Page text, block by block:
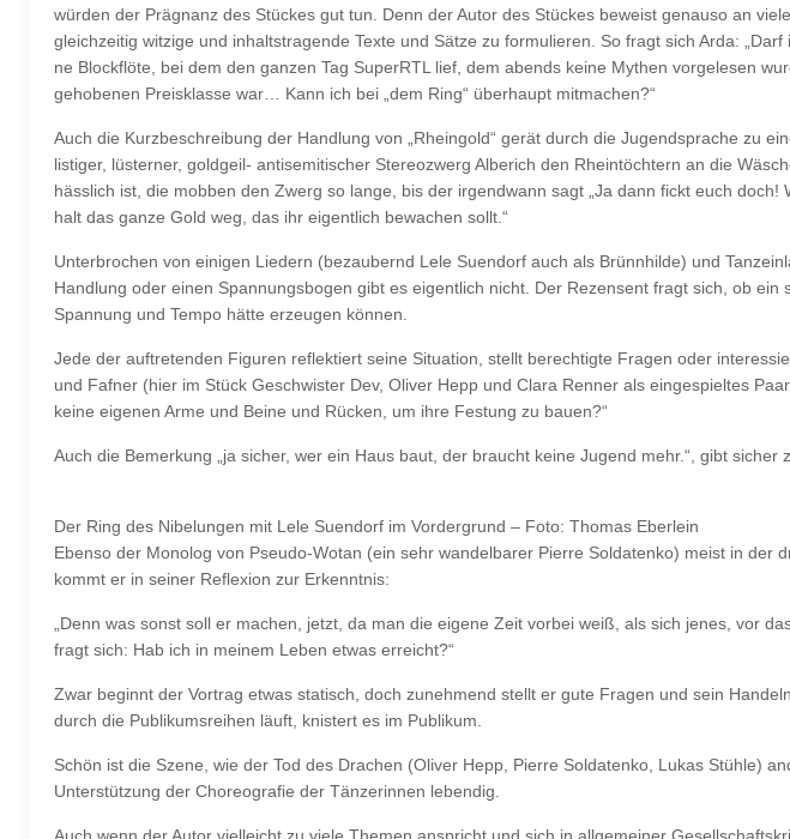
würden der Prägnanz des Stückes gut tun. Denn der Autor des Stückes beweist genauso an
gleichzeitig witzige und inhaltstragende Texte und Sätze zu formulieren. So fragt sich Arda:
ne Blockflöte, bei dem den ganzen Tag SuperRTL lief, dem abends keine Mythen vorgelesen
gehobenen Preisklasse war… Kann ich bei „dem Ring“ überhaupt mitmachen?“
Auch die Kurzbeschreibung der Handlung von „Rheingold“ gerät durch die Jugendsprache zu
listiger, lüsterner, goldgeil- antisemitischer Stereozwerg Alberich den Rheintöchtern an die
hässlich ist, die mobben den Zwerg so lange, bis der irgendwann sagt „Ja dann fickt euch doch!
halt das ganze Gold weg, das ihr eigentlich bewachen sollt.“
Unterbrochen von einigen Liedern (bezaubernd Lele Suendorf auch als Brünnhilde) und
Handlung oder einen Spannungsbogen gibt es eigentlich nicht. Der Rezensent fragt sich, ob
Spannung und Tempo hätte erzeugen können.
Jede der auftretenden Figuren reflektiert seine Situation, stellt berechtigte Fragen oder
und Fafner (hier im Stück Geschwister Dev, Oliver Hepp und Clara Renner als eingespieltes
keine eigenen Arme und Beine und Rücken, um ihre Festung zu bauen?“
Auch die Bemerkung „ja sicher, wer ein Haus baut, der braucht keine Jugend mehr.“, gibt sicher
Der Ring des Nibelungen mit Lele Suendorf im Vordergrund – Foto: Thomas Eberlein
Ebenso der Monolog von Pseudo-Wotan (ein sehr wandelbarer Pierre Soldatenko) meist in der
kommt er in seiner Reflexion zur Erkenntnis:
„Denn was sonst soll er machen, jetzt, da man die eigene Zeit vorbei weiß, als sich jenes, vor
fragt sich: Hab ich in meinem Leben etwas erreicht?“
Zwar beginnt der Vortrag etwas statisch, doch zunehmend stellt er gute Fragen und sein
durch die Publikumsreihen läuft, knistert es im Publikum.
Schön ist die Szene, wie der Tod des Drachen (Oliver Hepp, Pierre Soldatenko, Lukas Stühle)
Unterstützung der Choreografie der Tänzerinnen lebendig.